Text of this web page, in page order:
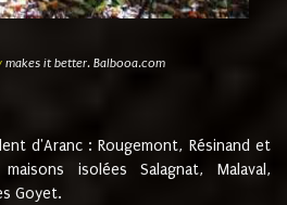
makes it better. Balbooa.com
d'Aranc : Rougemont, Résinand et
isolées Salagnat, Malaval,
Goyet.